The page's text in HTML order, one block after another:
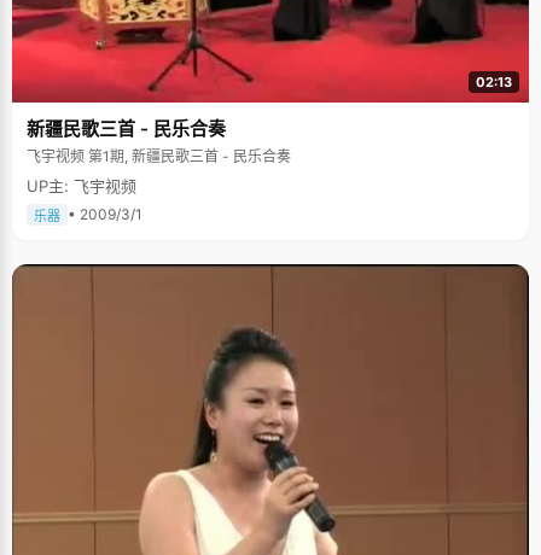
02:13
新疆民歌三首 - 民乐合奏
飞宇视频 第1期, 新疆民歌三首 - 民乐合奏
UP主: 飞宇视频
乐器 • 2009/3/1